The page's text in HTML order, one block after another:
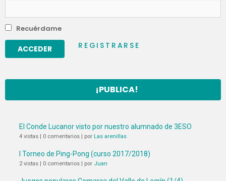
Recuérdame
REGISTRARSE
¡PUBLICA!
El Conde Lucanor visto por nuestro alumnado de 3ESO
4 vistas | 0 comentarios | por Las arenillas
I Torneo de Ping-Pong (curso 2017/2018)
2 vistas | 0 comentarios | por Juan